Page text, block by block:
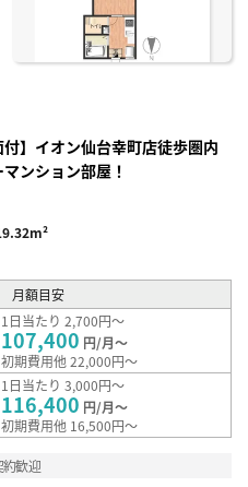
付】イオン仙台幸町店徒歩圏内
ンション部屋！
月額目安
1日当たり 2,700円～
107,400 円/月～
初期費用他 22,000円～
1日当たり 3,000円～
116,400 円/月～
初期費用他 16,500円～
約歓迎